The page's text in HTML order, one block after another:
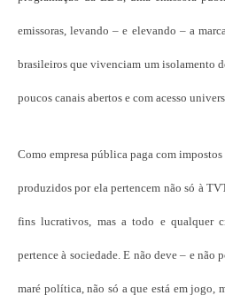
emissoras, levando – e elevando – a
brasileiros que vivenciam um isolamento
poucos canais abertos e com acesso
Como empresa pública paga com
produzidos por ela pertencem não só à
fins lucrativos, mas a todo e qualquer
pertence à sociedade. E não deve – e não
maré política, não só a que está em jogo,